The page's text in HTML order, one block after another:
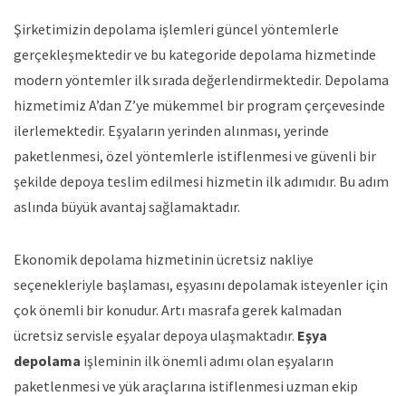
Şirketimizin depolama işlemleri güncel yöntemlerle
gerçekleşmektedir ve bu kategoride depolama hizmetinde
modern yöntemler ilk sırada değerlendirmektedir. Depolama
hizmetimiz A’dan Z’ye mükemmel bir program çerçevesinde
ilerlemektedir. Eşyaların yerinden alınması, yerinde
paketlenmesi, özel yöntemlerle istiflenmesi ve güvenli bir
şekilde depoya teslim edilmesi hizmetin ilk adımıdır. Bu adım
aslında büyük avantaj sağlamaktadır.
Ekonomik depolama hizmetinin ücretsiz nakliye
seçenekleriyle başlaması, eşyasını depolamak isteyenler için
çok önemli bir konudur. Artı masrafa gerek kalmadan
ücretsiz servisle eşyalar depoya ulaşmaktadır. Eşya
depolama işleminin ilk önemli adımı olan eşyaların
paketlenmesi ve yük araçlarına istiflenmesi uzman ekip